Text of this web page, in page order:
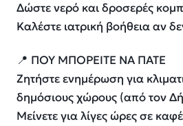
Δώστε νερό και δροσερές
Καλέστε ιατρική βοήθεια αν
📍 ΠΟΥ ΜΠΟΡΕΙΤΕ ΝΑ ΠΑΤΕ
Ζητήστε ενημέρωση για
δημόσιους χώρους (από τον
Μείνετε για λίγες ώρες σε